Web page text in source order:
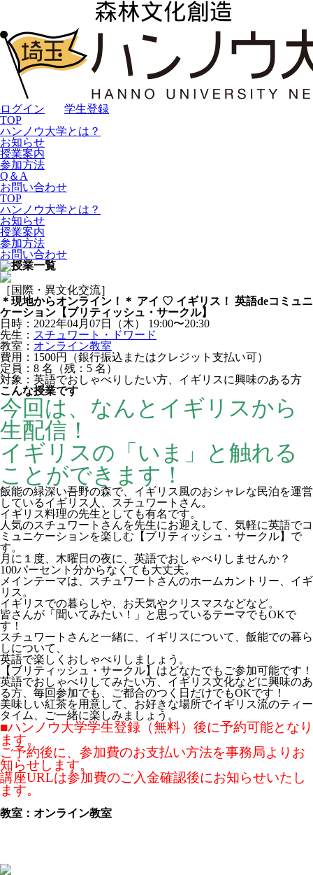
ログイン
学生登録
TOP
ハンノウ大学とは？
お知らせ
授業案内
参加方法
Q＆A
お問い合わせ
TOP
ハンノウ大学とは？
お知らせ
授業案内
参加方法
お問い合わせ
［国際・異文化交流］
＊現地からオンライン！＊ アイ ♡ イギリス！ 英語deコミュニ
ケーション【ブリティッシュ・サークル】
日時：2022年04月07日（木） 19:00〜20:30
先生： スチュワート・ドワード
教室： オンライン教室
費用：1500円（銀行振込またはクレジット支払い可）
定員：8 名 （残：5 名 ）
対象：英語でおしゃべりしたい方、イギリスに興味のある方
こんな授業です
今回は、なんとイギリスから
生配信！
イギリスの「いま」と触れる
ことができます！
飯能の緑深い吾野の森で、イギリス風のおシャレな民泊を運営
しているイギリス人、スチュワートさん。
イギリス料理の先生としても有名です。
人気のスチュワートさんを先生にお迎えして、気軽に英語でコ
ミュニケーションを楽しむ【ブリティッシュ・サークル】で
す。
月に１度、木曜日の夜に、英語でおしゃべりしませんか？
100パーセント分からなくても大丈夫。
メインテーマは、スチュワートさんのホームカントリー、イギ
リス。
イギリスでの暮らしや、お天気やクリスマスなどなど。
皆さんが「聞いてみたい！」と思っているテーマでもOKで
す！
スチュワートさんと一緒に、イギリスについて、飯能での暮ら
しについて、
英語で楽しくおしゃべりしましょう。
【ブリティッシュ・サークル】はどなたでもご参加可能です！
英語でおしゃべりしてみたい方、イギリス文化などに興味のあ
る方、毎回参加でも、ご都合のつく日だけでもOKです！
美味しい紅茶を用意して、お好きな場所でイギリス流のティー
タイム、ご一緒に楽しみましょう。
■ハンノウ大学学生登録（無料）後に予約可能となり
ます。
ご予約後に、参加費のお支払い方法を事務局よりお
知らせします。
講座URLは参加費のご入金確認後にお知らせいたし
ます。
教室：オンライン教室